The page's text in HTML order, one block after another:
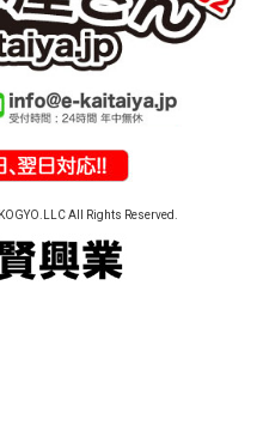
All Rights Reserved.